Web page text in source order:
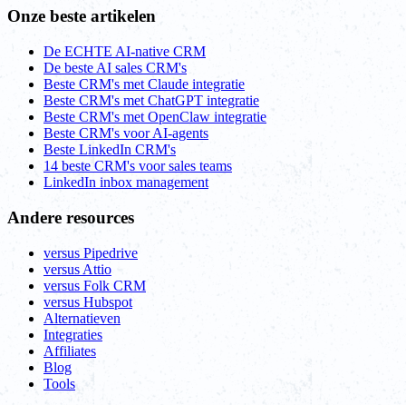
Onze beste artikelen
De ECHTE AI-native CRM
De beste AI sales CRM's
Beste CRM's met Claude integratie
Beste CRM's met ChatGPT integratie
Beste CRM's met OpenClaw integratie
Beste CRM's voor AI-agents
Beste LinkedIn CRM's
14 beste CRM's voor sales teams
LinkedIn inbox management
Andere resources
versus Pipedrive
versus Attio
versus Folk CRM
versus Hubspot
Alternatieven
Integraties
Affiliates
Blog
Tools